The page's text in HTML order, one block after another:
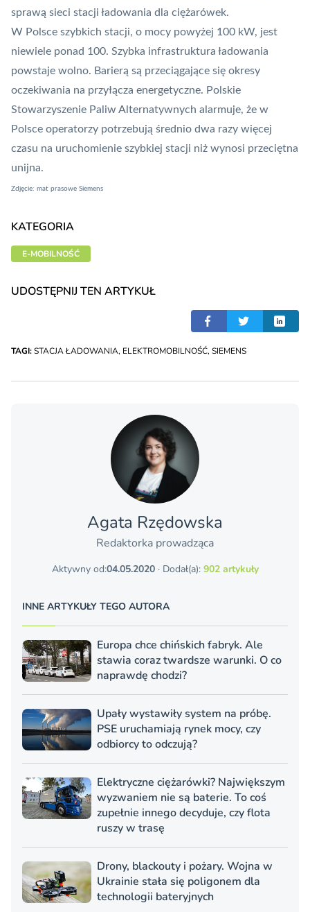
sprawą sieci stacji ładowania dla ciężarówek.
W Polsce szybkich stacji, o mocy powyżej 100 kW, jest
niewiele ponad 100. Szybka infrastruktura ładowania
powstaje wolno. Barierą są przeciągające się okresy
oczekiwania na przyłącza energetyczne. Polskie
Stowarzyszenie Paliw Alternatywnych alarmuje, że w
Polsce operatorzy potrzebują średnio dwa razy więcej
czasu na uruchomienie szybkiej stacji niż wynosi przeciętna
unijna.
Zdjęcie: mat prasowe Siemens
KATEGORIA
E-MOBILNOŚĆ
UDOSTĘPNIJ TEN ARTYKUŁ
TAGI:STACJA ŁADOWANIA, ELEKTROMOBILNOŚĆ, SIEMENS
Agata Rzędowska
Redaktorka prowadząca
Aktywny od:04.05.2020· Dodał(a): 902 artykuły
INNE ARTYKUŁY TEGO AUTORA
Europa chce chińskich fabryk. Ale
stawia coraz twardsze warunki. O co
naprawdę chodzi?
Upały wystawiły system na próbę.
PSE uruchamiają rynek mocy, czy
odbiorcy to odczują?
Elektryczne ciężarówki? Największym
wyzwaniem nie są baterie. To coś
zupełnie innego decyduje, czy flota
ruszy w trasę
Drony, blackouty i pożary. Wojna w
Ukrainie stała się poligonem dla
technologii bateryjnych